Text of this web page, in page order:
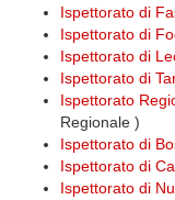
Ispettorato di
Ispettorato di
Ispettorato di
Ispettorato di
Ispettorato
Regionale )
Ispettorato di
Ispettorato di
Ispettorato di